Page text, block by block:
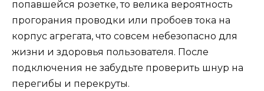
попавшейся розетке, то велика вероятность
прогорания проводки или пробоев тока на
корпус агрегата, что совсем небезопасно для
жизни и здоровья пользователя. После
подключения не забудьте проверить шнур на
перегибы и перекруты.